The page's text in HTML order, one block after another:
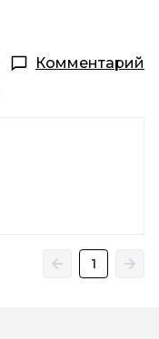
Комментарий
1